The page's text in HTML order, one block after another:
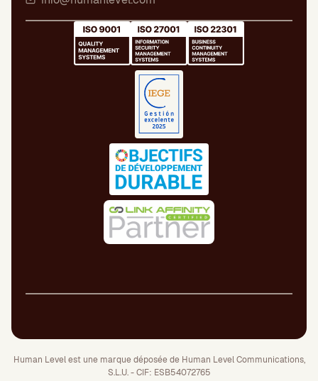
Human Level est une marque déposée de Human Level Communications,
S.L.U. - CIF: ESB54072765